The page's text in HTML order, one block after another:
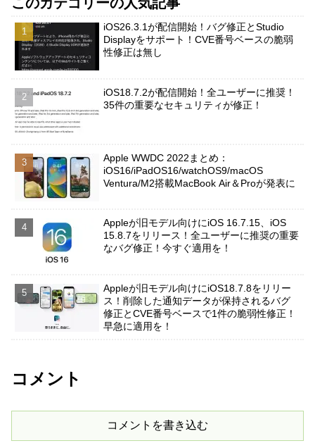
このカテゴリーの人気記事
iOS26.3.1が配信開始！バグ修正とStudio
Displayをサポート！CVE番号ベースの脆弱
性修正は無し
iOS18.7.2が配信開始！全ユーザーに推奨！
35件の重要なセキュリティが修正！
Apple WWDC 2022まとめ：
iOS16/iPadOS16/watchOS9/macOS
Ventura/M2搭載MacBook Air＆Proが発表に
Appleが旧モデル向けにiOS 16.7.15、iOS
15.8.7をリリース！全ユーザーに推奨の重要
なバグ修正！今すぐ適用を！
Appleが旧モデル向けにiOS18.7.8をリリー
ス！削除した通知データが保持されるバグ
修正とCVE番号ベースで1件の脆弱性修正！
早急に適用を！
コメント
コメントを書き込む